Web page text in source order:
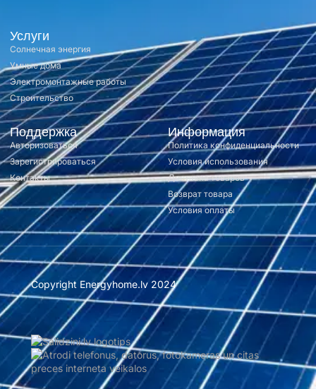
Услуги
Солнечная энергия
Умные дома
Электромонтажные работы
Строительство
Поддержка
Авторизоваться
Зарегистрироваться
Контакты
Информация
Политика конфиденциальности
Условия использования
Доставка товаров
Возврат товара
Условия оплаты
Copyright Energyhome.lv 2024